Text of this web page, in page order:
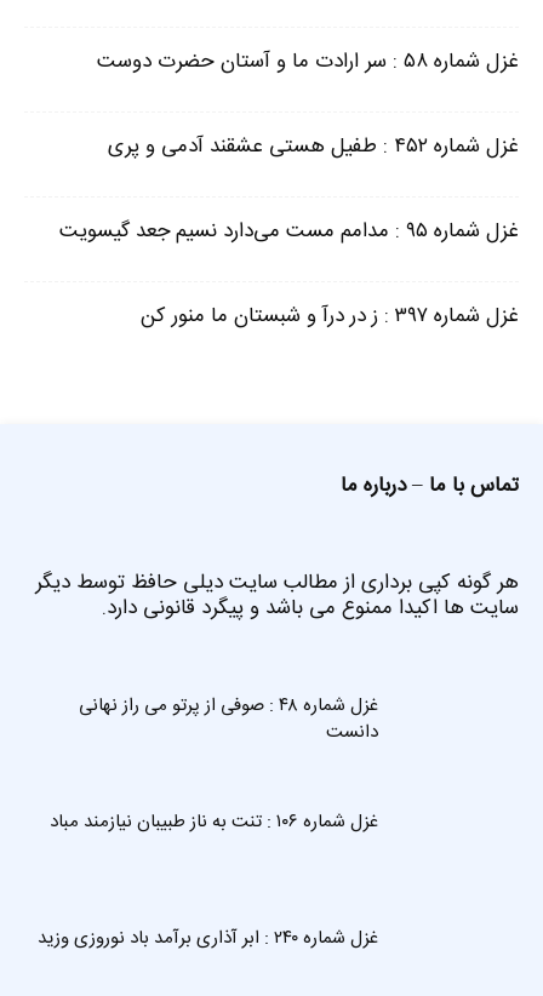
غزل شماره ۵۸ : سر ارادت ما و آستان حضرت دوست
غزل شماره ۴۵۲ : طفیل هستی عشقند آدمی و پری
غزل شماره ۹۵ : مدامم مست می‌دارد نسیم جعد گیسویت
غزل شماره ۳۹۷ : ز در درآ و شبستان ما منور کن
تماس با ما –درباره ما
هر گونه کپی برداری از مطالب سایت دیلی حافظ توسط دیگر
سایت ها اکیدا ممنوع می باشد و پیگرد قانونی دارد.
غزل شماره ۴۸ : صوفی از پرتو می راز نهانی
دانست
غزل شماره ۱۰۶ : تنت به ناز طبیبان نیازمند مباد
غزل شماره ۲۴۰ : ابر آذاری برآمد باد نوروزی وزید